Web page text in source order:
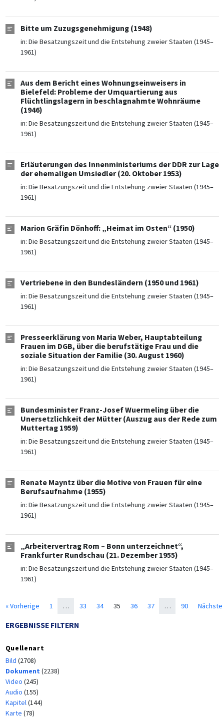
Bitte um Zuzugsgenehmigung (1948)
in: Die Besatzungszeit und die Entstehung zweier Staaten (1945–
1961)
Aus dem Bericht eines Wohnungseinweisers in
Bielefeld: Probleme der Umquartierung aus
Flüchtlingslagern in beschlagnahmte Wohnräume
(1946)
in: Die Besatzungszeit und die Entstehung zweier Staaten (1945–
1961)
Erläuterungen des Innenministeriums der DDR zur Lage
der ehemaligen Umsiedler (20. Oktober 1953)
in: Die Besatzungszeit und die Entstehung zweier Staaten (1945–
1961)
Marion Gräfin Dönhoff: „Heimat im Osten“ (1950)
in: Die Besatzungszeit und die Entstehung zweier Staaten (1945–
1961)
Vertriebene in den Bundesländern (1950 und 1961)
in: Die Besatzungszeit und die Entstehung zweier Staaten (1945–
1961)
Presseerklärung von Maria Weber, Hauptabteilung
Frauen im DGB, über die berufstätige Frau und die
soziale Situation der Familie (30. August 1960)
in: Die Besatzungszeit und die Entstehung zweier Staaten (1945–
1961)
Bundesminister Franz-Josef Wuermeling über die
Unersetzlichkeit der Mütter (Auszug aus der Rede zum
Muttertag 1959)
in: Die Besatzungszeit und die Entstehung zweier Staaten (1945–
1961)
Renate Mayntz über die Motive von Frauen für eine
Berufsaufnahme (1955)
in: Die Besatzungszeit und die Entstehung zweier Staaten (1945–
1961)
„Arbeitervertrag Rom – Bonn unterzeichnet“,
Frankfurter Rundschau (21. Dezember 1955)
in: Die Besatzungszeit und die Entstehung zweier Staaten (1945–
1961)
« Vorherige 1 … 33 34 35 36 37 … 90 Nächste
ERGEBNISSE FILTERN
Quellenart
Bild (2708)
Dokument (2238)
Video (245)
Audio (155)
Kapitel(144)
Karte (78)